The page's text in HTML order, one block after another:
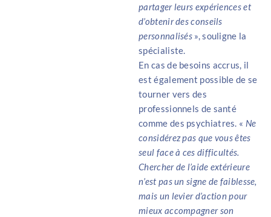
partager leurs expériences et
d’obtenir des conseils
personnalisés », souligne la
spécialiste.
En cas de besoins accrus, il
est également possible de se
tourner vers des
professionnels de santé
comme des psychiatres. « Ne
considérez pas que vous êtes
seul face à ces difficultés.
Chercher de l’aide extérieure
n’est pas un signe de faiblesse,
mais un levier d’action pour
mieux accompagner son